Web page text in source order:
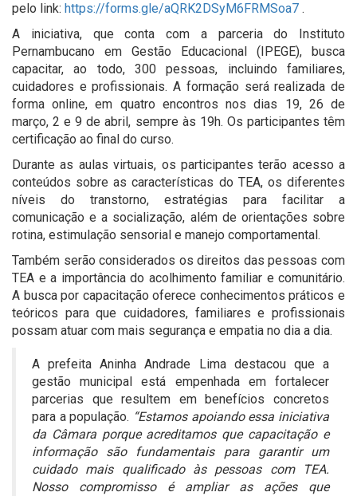
pelo link: https://forms.gle/aQRK2DSyM6FRMSoa7 .
A iniciativa, que conta com a parceria do Instituto
Pernambucano em Gestão Educacional (IPEGE), busca
capacitar, ao todo, 300 pessoas, incluindo familiares,
cuidadores e profissionais. A formação será realizada de
forma online, em quatro encontros nos dias 19, 26 de
março, 2 e 9 de abril, sempre às 19h. Os participantes têm
certificação ao final do curso.
Durante as aulas virtuais, os participantes terão acesso a
conteúdos sobre as características do TEA, os diferentes
níveis do transtorno, estratégias para facilitar a
comunicação e a socialização, além de orientações sobre
rotina, estimulação sensorial e manejo comportamental.
Também serão considerados os direitos das pessoas com
TEA e a importância do acolhimento familiar e comunitário.
A busca por capacitação oferece conhecimentos práticos e
teóricos para que cuidadores, familiares e profissionais
possam atuar com mais segurança e empatia no dia a dia.
A prefeita Aninha Andrade Lima destacou que a
gestão municipal está empenhada em fortalecer
parcerias que resultem em benefícios concretos
para a população. “Estamos apoiando essa iniciativa
da Câmara porque acreditamos que capacitação e
informação são fundamentais para garantir um
cuidado mais qualificado às pessoas com TEA.
Nosso compromisso é ampliar as ações que